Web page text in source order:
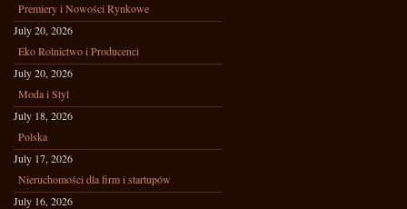
Premiery i Nowości Rynkowe
July 20, 2026
Eko Rolnictwo i Producenci
July 20, 2026
Moda i Styl
July 18, 2026
Polska
July 17, 2026
Nieruchomości dla firm i startupów
July 16, 2026